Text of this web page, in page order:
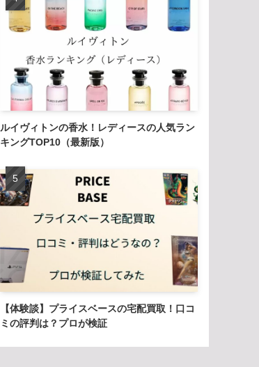
ルイヴィトンの香水！レディースの人気ラン
キングTOP10（最新版）
【体験談】プライスベースの宅配買取！口コ
ミの評判は？プロが検証